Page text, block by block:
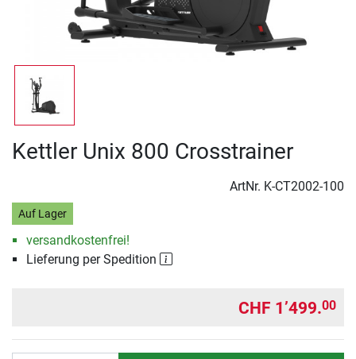
Kettler Unix 800 Crosstrainer
ArtNr. K-CT2002-100
Auf Lager
versandkostenfrei!
Lieferung per Spedition
CHF 1’499.00